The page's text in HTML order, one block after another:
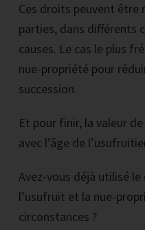
Ces droits peuvent être
parties, dans différents
causes. Le cas le plus
nue-propriété pour
succession.
Et pour finir, la valeur
avec l’âge de
Avez-vous déjà utilisé
l’usufruit et la nue-
circonstances ?